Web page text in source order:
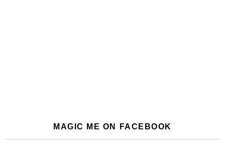
MAGIC ME ON FACEBOOK